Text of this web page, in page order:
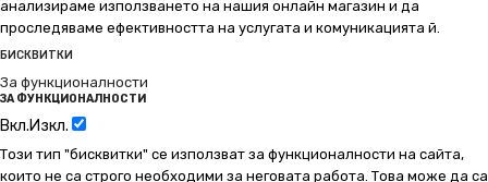
анализираме използването на нашия онлайн магазин и да
проследяваме ефективността на услугата и комуникацията й.
БИСКВИТКИ
За функционалности
ЗА ФУНКЦИОНАЛНОСТИ
Вкл.Изкл.
Този тип "бисквитки" се използват за функционалности на сайта,
които не са строго необходими за неговата работа. Това може да са